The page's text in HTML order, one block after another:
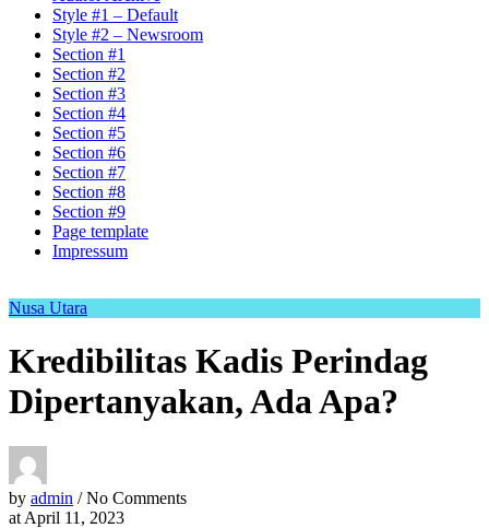
Style #1 – Default
Style #2 – Newsroom
Section #1
Section #2
Section #3
Section #4
Section #5
Section #6
Section #7
Section #8
Section #9
Page template
Impressum
Nusa Utara
Kredibilitas Kadis Perindag
Dipertanyakan, Ada Apa?
by admin / No Comments
at April 11, 2023